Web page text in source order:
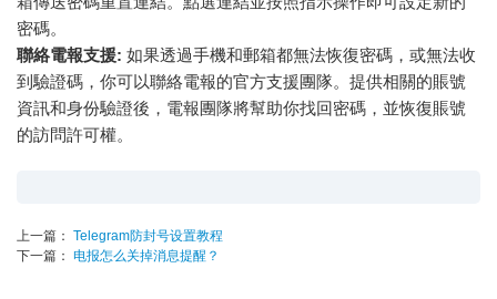
密碼。
聯絡電報支援: 如果透過手機和郵箱都無法恢復密碼，或無法收
到驗證碼，你可以聯絡電報的官方支援團隊。提供相關的賬號
資訊和身份驗證後，電報團隊將幫助你找回密碼，並恢復賬號
的訪問許可權。
上一篇： Telegram防封号设置教程
下一篇： 电报怎么关掉消息提醒？